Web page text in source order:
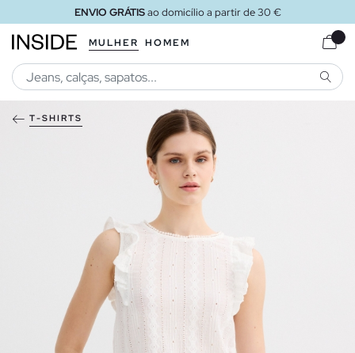
ENVIO GRÁTISao domicílio a partir de 30 €
MULHER HOMEM
T-SHIRTS